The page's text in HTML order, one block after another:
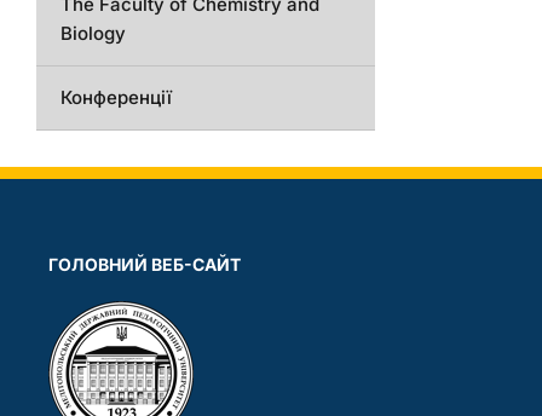
Biology
Конференції
ГОЛОВНИЙ ВЕБ-САЙТ